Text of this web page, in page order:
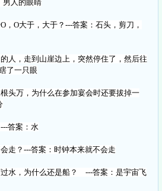
男人的眼睛
，O大于，大于？---答案：石头，剪刀，
人，走到山崖边上，突然停住了，然后往
了一只眼
头万，为什么在参加宴会时还要拔掉一
答案：水
走？---答案：时钟本来就不会走
水，为什么还是船？ ---答案：是宇宙飞